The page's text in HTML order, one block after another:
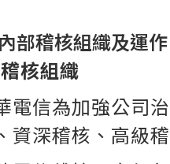
部稽核組織及運作
核組織
電信為加強公司
資深稽核、高級